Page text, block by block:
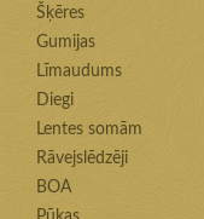
Šķēres
Gumijas
Līmaudums
Diegi
Lentes somām
Rāvejslēdzēji
BOA